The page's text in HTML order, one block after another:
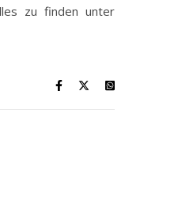
zu finden unter